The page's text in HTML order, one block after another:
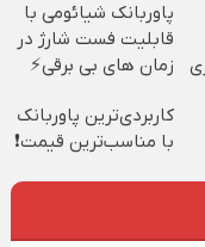
پاوربانک شیائومی با
قابلیت فست شارژ در
زمان های بی برقی⚡
کاربردی‌ترین پاوربانک
با مناسب‌ترین قیمت❗